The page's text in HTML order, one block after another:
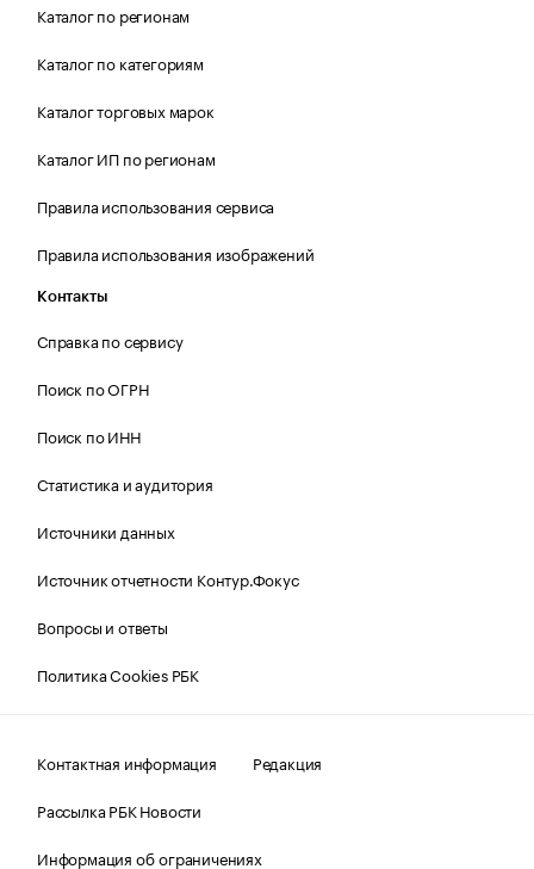
Каталог по регионам
Каталог по категориям
Каталог торговых марок
Каталог ИП по регионам
Правила использования сервиса
Правила использования изображений
Контакты
Справка по сервису
Поиск по ОГРН
Поиск по ИНН
Статистика и аудитория
Источники данных
Источник отчетности Контур.Фокус
Вопросы и ответы
Политика Cookies РБК
Контактная информация
Редакция
Рассылка РБК Новости
Информация об ограничениях